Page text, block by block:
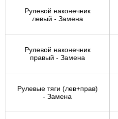
Рулевой наконечник
левый - Замена
Рулевой наконечник
правый - Замена
Рулевые тяги (лев+прав)
- Замена